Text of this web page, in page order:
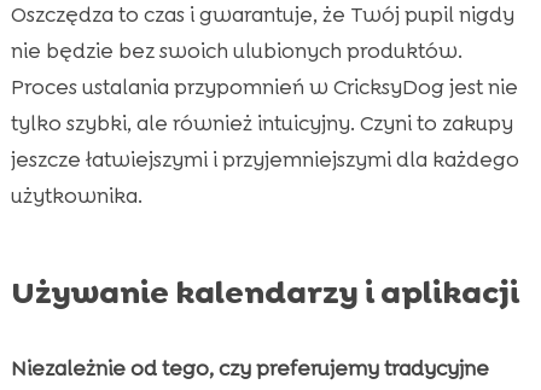
Oszczędza to czas i gwarantuje, że Twój pupil nigdy
nie będzie bez swoich ulubionych produktów.
Proces ustalania przypomnień w CricksyDog jest nie
tylko szybki, ale również intuicyjny. Czyni to zakupy
jeszcze łatwiejszymi i przyjemniejszymi dla każdego
użytkownika.
Używanie kalendarzy i aplikacji
Niezależnie od tego, czy preferujemy tradycyjne